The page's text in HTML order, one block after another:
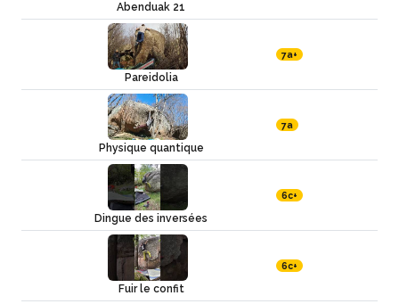
Abenduak 21
Pareidolia
7a+
Physique quantique
7a
Dingue des inversées
6c+
Fuir le confit
6c+